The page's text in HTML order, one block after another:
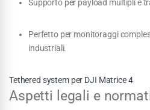
Supporto per payload multipli e
Perfetto per monitoraggi
industriali.
Tethered system per DJI Matrice 4
Aspetti legali e